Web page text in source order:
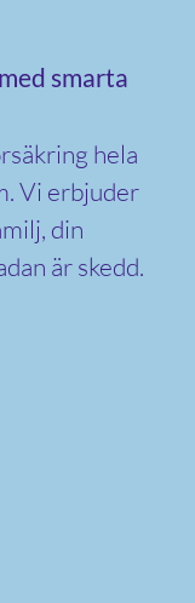
smarta
hela
Vi erbjuder
din
är skedd.